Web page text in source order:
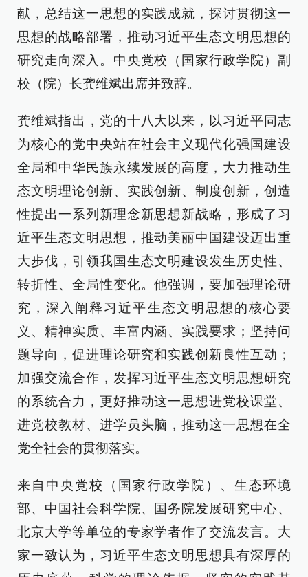
献，总结这一思想的实践成就，探讨贯彻这一
思想的战略部署，推动习近平生态文明思想的
研究走向深入。中央党校（国家行政学院）副
校（院）长龚维斌出席并致辞。
龚维斌指出，党的十八大以来，以习近平同志
为核心的党中央站在社会主义现代化强国建设
全局和中华民族永续发展的高度，大力推动生
态文明理论创新、实践创新、制度创新，创造
性提出一系列新理念新思想新战略，形成了习
近平生态文明思想，推动美丽中国建设迈出重
大步伐，引领我国生态文明建设发生历史性、
转折性、全局性变化。他强调，要加强理论研
究，深入阐释习近平生态文明思想的核心要
义、精神实质、丰富内涵、实践要求；坚持问
题导向，促进理论研究和实践创新良性互动；
加强交流合作，发挥习近平生态文明思想研究
的系统合力，更好推动这一思想进党校课堂、
进党校教材、进学员头脑，推动这一思想在全
党全社会的贯彻落实。
来自中央党校（国家行政学院）、生态环境
部、中国社会科学院、国务院发展研究中心、
北京大学等单位的专家学者作了交流发言。大
家一致认为，习近平生态文明思想具有深厚的